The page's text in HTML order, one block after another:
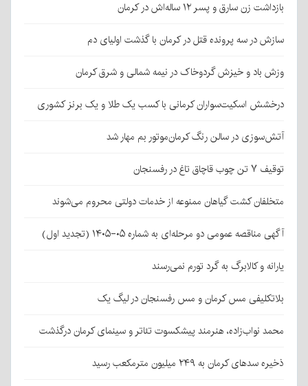
بازداشت زن سارق و پسر ۱۲ ساله‌اش در کرمان
سازش در سه پرونده قتل در کرمان با گذشت اولیای دم
وزش باد و خیزش گردوخاک در نیمه شمالی و شرق کرمان
درخشش اسکیت‌سواران کرمانی با کسب یک طلا و یک برنز کشوری
آتش‌سوزی در سالن رنگ کرمان‌موتور بم مهار شد
توقیف ۷ تن چوب قاچاق تاغ در رفسنجان
متخلفان کشت گیاهان ممنوعه از خدمات دولتی محروم می‌شوند
آگهی مناقصه عمومی دو مرحله‌ای به شماره ۰۵-۱۴۰۵ (تجدید اول)
یارانه و کالابرگ به گرد تورم نمی‌رسند
بلاتکلیفی مس کرمان و مس رفسنجان در لیگ یک
محمد نواب‌زاده، هنرمند پیشکسوت تئاتر و سینمای کرمان درگذشت
ذخیره سدهای کرمان به ۲۴۹ میلیون مترمکعب رسید